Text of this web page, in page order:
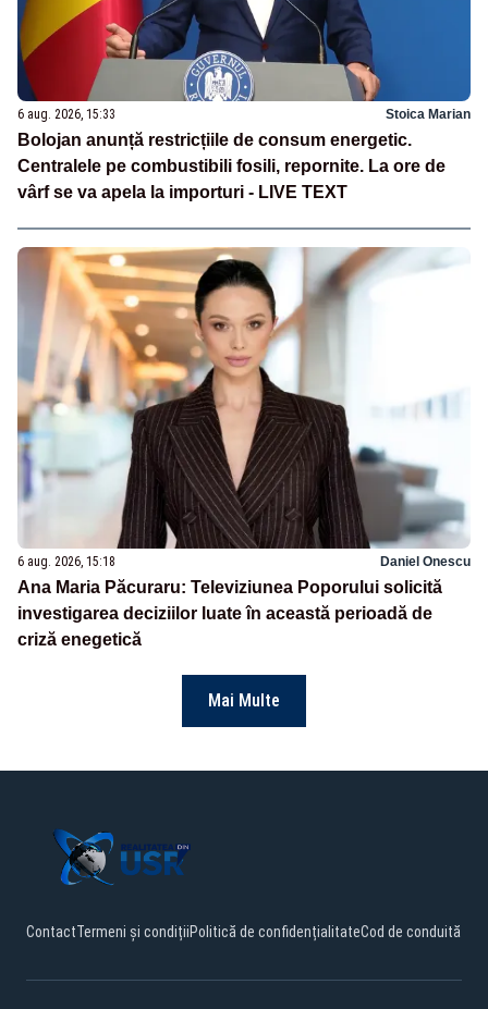
6 aug. 2026, 15:33 Stoica Marian
Bolojan anunță restricțiile de consum energetic.
Centralele pe combustibili fosili, repornite. La ore de
vârf se va apela la importuri - LIVE TEXT
6 aug. 2026, 15:18 Daniel Onescu
Ana Maria Păcuraru: Televiziunea Poporului solicită
investigarea deciziilor luate în această perioadă de
criză enegetică
Mai Multe
ContactTermeni și condițiiPolitică de confidențialitateCod de conduită